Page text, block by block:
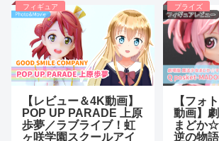
フィギュア
【レビュー＆4K動画】
POP UP PARADE 上原
歩夢／ラブライブ！虹
ヶ咲学園スクールアイ
プライズ
【フォ
動画】
まどか
逆の物